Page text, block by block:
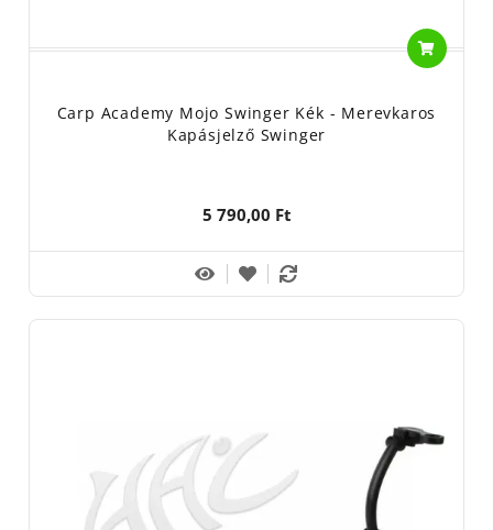
Carp Academy Mojo Swinger Kék - Merevkaros
Kapásjelző Swinger
5 790,00 Ft